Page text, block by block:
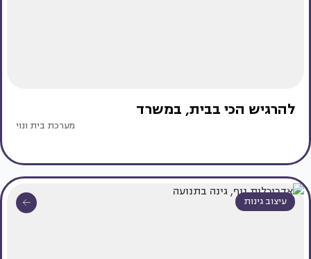
להרגיש הכי בבית, במשרד
מערכת בית ונוי
עיצוב גינות